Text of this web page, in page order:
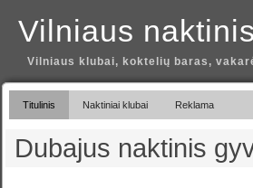
Vilniaus
Vilniaus klubai, koktelių baras,
Titulinis Naktiniai klubai Reklama
Dubajus naktinis